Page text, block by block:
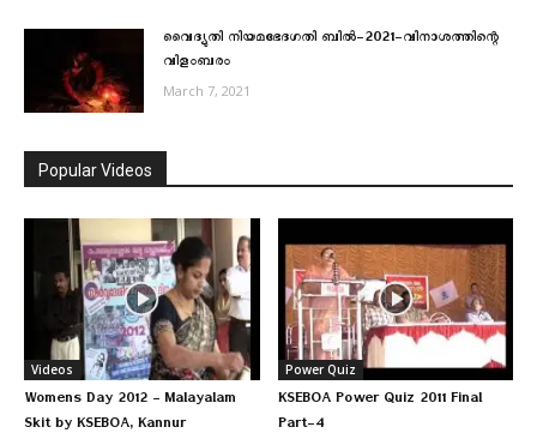
വൈദ്യുതി നിയമഭേദഗതി ബില്‍-2021-വിനാശത്തിന്റെ
വിളംബരം
March 7, 2021
Popular Videos
Videos
Womens Day 2012 – Malayalam
Skit by KSEBOA, Kannur
Power Quiz
KSEBOA Power Quiz 2011 Final
Part-4